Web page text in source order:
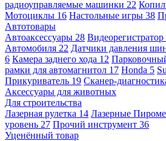
радиоуправляемые машинки 22
Мотоциклы 16 Настольные игры 38
Автотовары
Автоаксессуары 28 Видеорегистратор
Автомобиля 22 Датчики давления
6 Камера заднего хода 12
рамки для автомагнитол 17 Honda 5
Прикуриватель 19 Сканер-
Аксессуары для животных
Для строительства
Лазерная рулетка 14 Лазерные
уровень 27 Прочий инструмент 36
Уценённый товар